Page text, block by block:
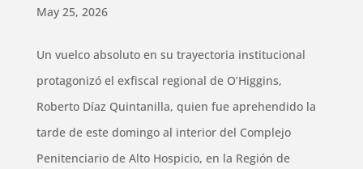
May 25, 2026
Un vuelco absoluto en su trayectoria institucional
protagonizó el exfiscal regional de O’Higgins,
Roberto Díaz Quintanilla, quien fue aprehendido la
tarde de este domingo al interior del Complejo
Penitenciario de Alto Hospicio, en la Región de